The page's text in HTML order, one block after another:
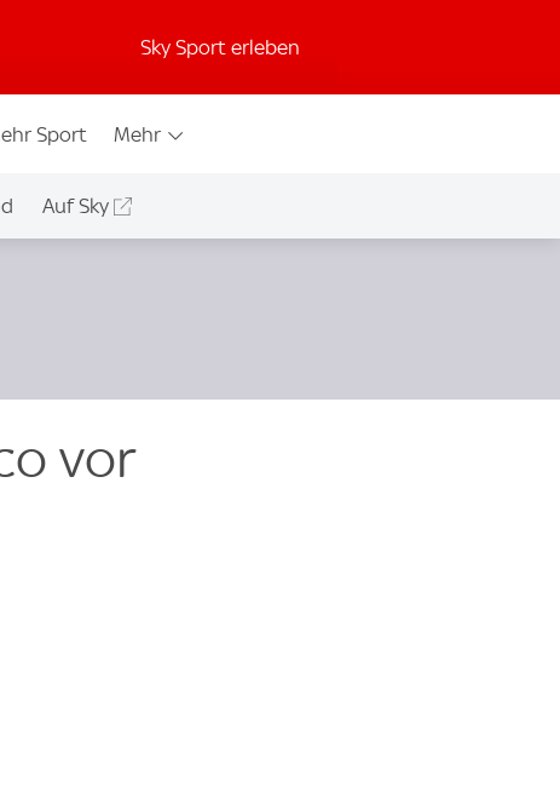
Sky Sport erleben
Sport Mehr
Auf Sky
vor